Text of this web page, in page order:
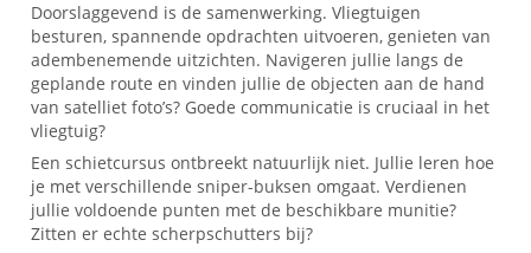
Doorslaggevend is de samenwerking. Vliegtuigen
besturen, spannende opdrachten uitvoeren, genieten van
adembenemende uitzichten. Navigeren jullie langs de
geplande route en vinden jullie de objecten aan de hand
van satelliet foto’s? Goede communicatie is cruciaal in het
vliegtuig?
Een schietcursus ontbreekt natuurlijk niet. Jullie leren hoe
je met verschillende sniper-buksen omgaat. Verdienen
jullie voldoende punten met de beschikbare munitie?
Zitten er echte scherpschutters bij?